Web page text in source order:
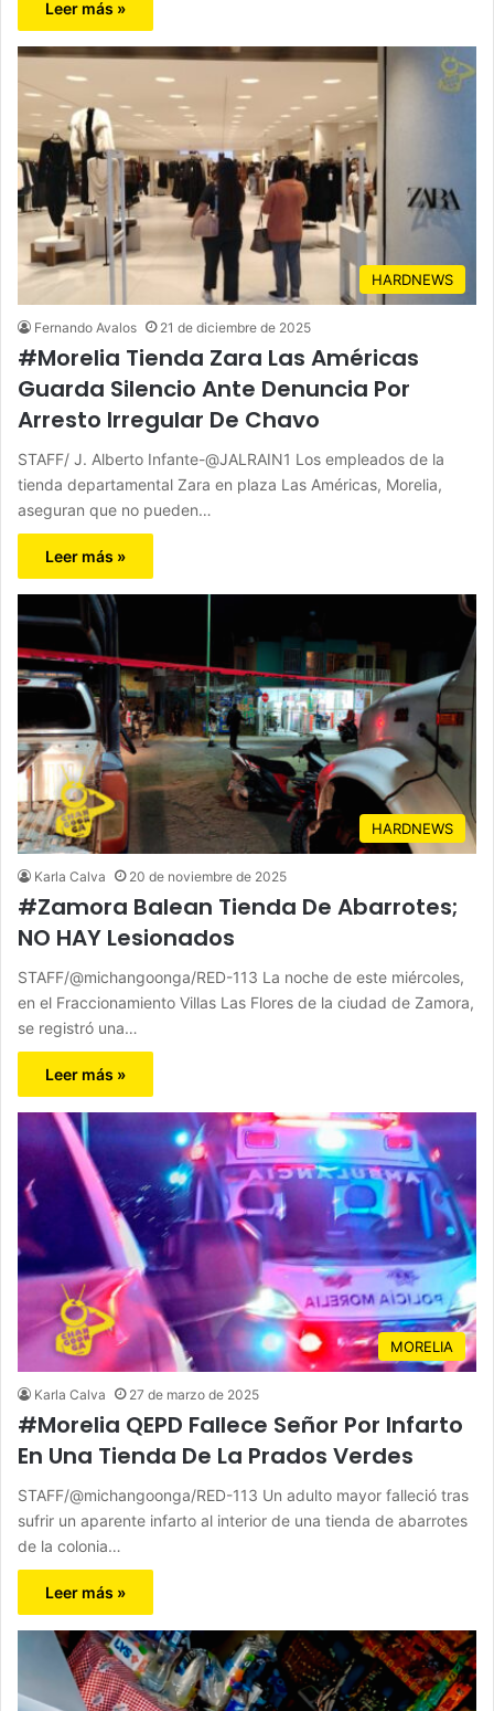
Leer más »
HARDNEWS
Fernando Avalos 21 de diciembre de 2025
#Morelia Tienda Zara Las Américas
Guarda Silencio Ante Denuncia Por
Arresto Irregular De Chavo
STAFF/ J. Alberto Infante-@JALRAIN1 Los empleados de la
tienda departamental Zara en plaza Las Américas, Morelia,
aseguran que no pueden…
Leer más »
HARDNEWS
Karla Calva 20 de noviembre de 2025
#Zamora Balean Tienda De Abarrotes;
NO HAY Lesionados
STAFF/@michangoonga/RED-113 La noche de este miércoles,
en el Fraccionamiento Villas Las Flores de la ciudad de Zamora,
se registró una…
Leer más »
MORELIA
Karla Calva 27 de marzo de 2025
#Morelia QEPD Fallece Señor Por Infarto
En Una Tienda De La Prados Verdes
STAFF/@michangoonga/RED-113 Un adulto mayor falleció tras
sufrir un aparente infarto al interior de una tienda de abarrotes
de la colonia…
Leer más »